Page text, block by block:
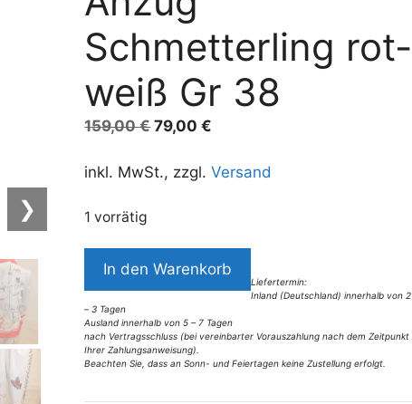
❯
Schmetterling rot-
weiß Gr 38
159,00€Ursprünglicher
war:
79,00€
ist:
inkl. MwSt., zzgl.Versand
1 vorrätig
9455MB4
Missy
Anzug
Schmetterling
rot-
weiß
In den Warenkorb
Liefertermin:
Inland (Deutschland) innerhalb von 2
– 3 Tagen
Ausland innerhalb von 5 – 7 Tagen
nach Vertragsschluss (bei vereinbarter Vorauszahlung nach dem Zeitpunkt
Ihrer Zahlungsanweisung).
Beachten Sie, dass an Sonn- und Feiertagen keine Zustellung erfolgt.